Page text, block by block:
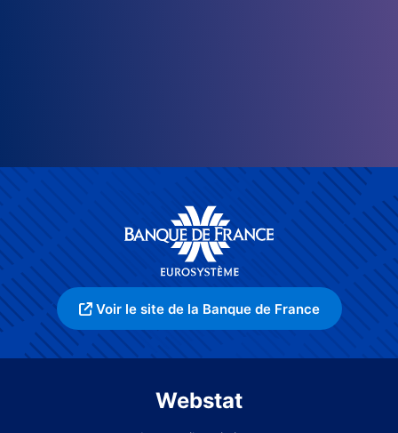
Voir le site de la Banque de France
Webstat